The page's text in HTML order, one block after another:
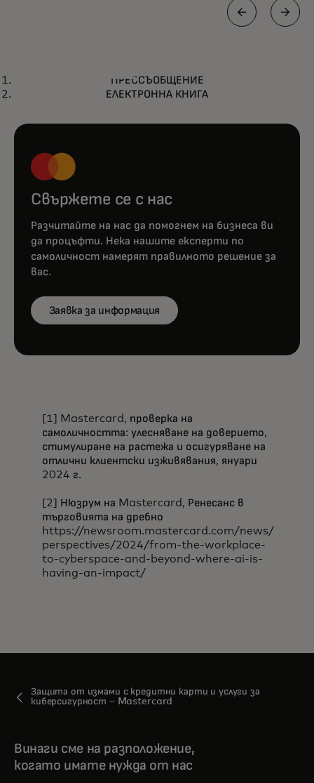
Mastercard трансформира
новата технология с изкуствен
Научете повече
ПРЕССЪОБЩЕНИЕ
ЕЛЕКТРОННА КНИГА
Свържете се с нас
Разчитайте на нас да помогнем на бизнеса ви
да процъфти. Нека нашите експерти по
самоличност намерят правилното решение за
вас.
Заявка за информация
[1] Mastercard, проверка на
самоличността: улесняване на доверието,
стимулиране на растежа и осигуряване на
отлични клиентски изживявания, януари
2024 г.
[2] Нюзрум на Mastercard, Ренесанс в
търговията на дребно
https://newsroom.mastercard.com/news/
perspectives/2024/from-the-workplace-
to-cyberspace-and-beyond-where-ai-is-
having-an-impact/
Защита от измами с кредитни карти и услуги за
киберсигурност – Mastercard
Винаги сме на разположение,
когато имате нужда от нас